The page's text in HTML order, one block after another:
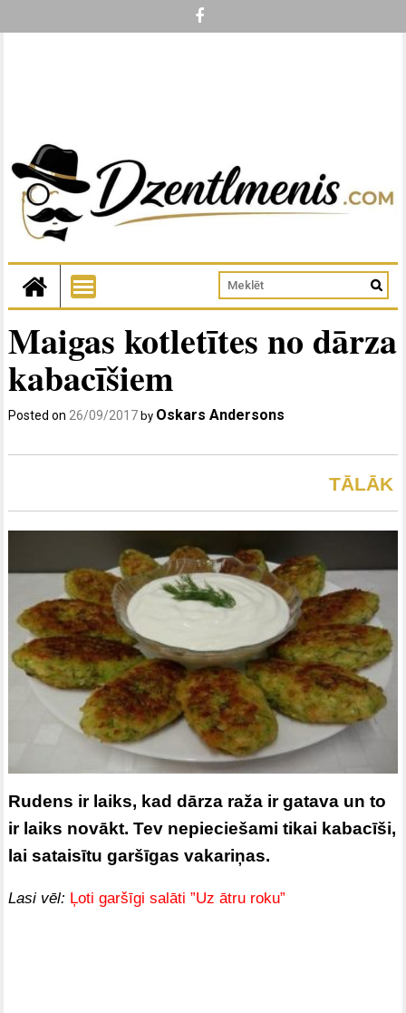
Maigas kotletītes no dārza
kabacīšiem
Posted on26/09/2017 by Oskars Andersons
TĀLĀK
Rudens ir laiks, kad dārza raža ir gatava un to
ir laiks novākt. Tev nepieciešami tikai kabacīši,
lai sataisītu garšīgas vakariņas.
Lasi vēl: Ļoti garšīgi salāti ”Uz ātru roku”